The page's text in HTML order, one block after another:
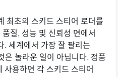
최초의 스키드 스티어 로더를
질, 성능 및 신뢰성 면에서
. 세계에서 가장 잘 팔리는
은 놀라운 일이 아닙니다. 정품
용하면 각 스키드 스티어